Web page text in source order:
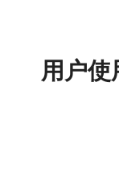
用户使